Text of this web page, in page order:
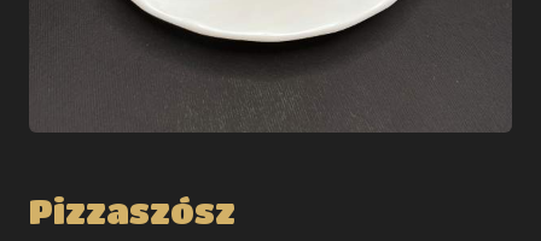
Pizzaszósz